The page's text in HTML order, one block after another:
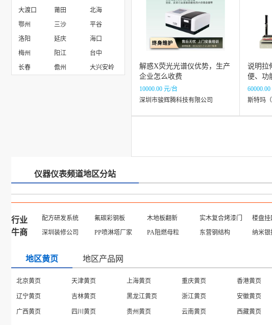
大渡口
莆田
北海
鄂州
三沙
平谷
洛阳
延庆
海口
梅州
阳江
台中
长春
儋州 大兴安岭
解惑X荧光光谱仪优势，生产
企业怎么收费
10000.00 元/台
深圳市骏辉腾科技有限公司
说明拉
便、功
斯特玛
仪器仪表频道地区分站
行业
牛商
配方研发系统 氟碳彩钢板 木地板翻新 实木复合烤漆门 楼盘挂
深圳装修公司
PP喷淋塔厂家 PA阻燃母粒 东营钢结构 纳米银
地区黄页 地区产品网
贵州产品 黑龙江产品 湖南产品 吉林产品 湖北产品
山东产品 福建产品 四川产品 宁夏产品 甘肃产品
山西产品 天津产品 河南产品 辽宁产品 上海产品